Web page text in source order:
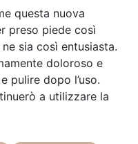
questa nuova
preso piede così
sia così entusiasta.
doloroso e
pulire dopo l’uso.
a utilizzare la